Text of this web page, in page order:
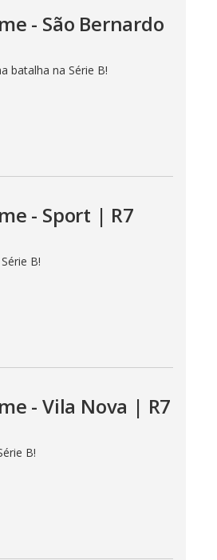
- São Bernardo
batalha na Série B!
- Sport | R7
B!
- Vila Nova | R7
B!